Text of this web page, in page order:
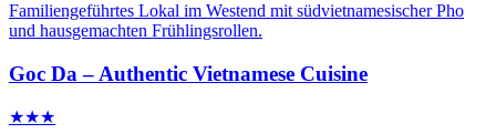
Familiengeführtes Lokal im Westend mit südvietnamesischer Pho
und hausgemachten Frühlingsrollen.
Goc Da – Authentic Vietnamese Cuisine
★★★